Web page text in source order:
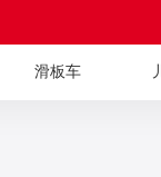
滑板车